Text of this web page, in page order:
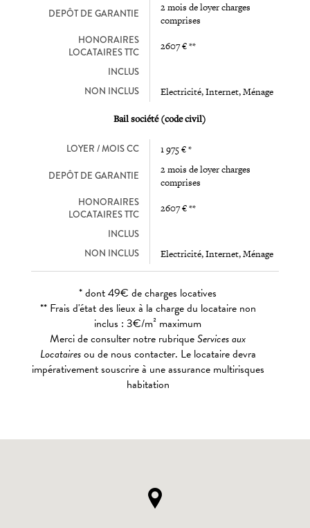
DEPÔT DE GARANTIE
2 mois de loyer charges
comprises
HONORAIRES
LOCATAIRES TTC
2607 € **
INCLUS
NON INCLUS
Electricité, Internet, Ménage
Bail société (code civil)
LOYER / MOIS CC 1 975 € *
DEPÔT DE GARANTIE
2 mois de loyer charges
comprises
HONORAIRES
LOCATAIRES TTC
2607 € **
INCLUS
NON INCLUS
Electricité, Internet, Ménage
* dont 49€ de charges locatives
** Frais d'état des lieux à la charge du locataire non
inclus : 3€/m² maximum
Merci de consulter notre rubriqueServices aux
Locatairesou de nous contacter. Le locataire devra
impérativement souscrire à une assurance multirisques
habitation